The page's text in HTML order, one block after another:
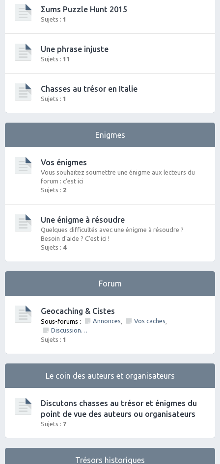
Σums Puzzle Hunt 2015
Sujets : 1
Une phrase injuste
Sujets : 11
Chasses au trésor en Italie
Sujets : 1
Enigmes
Vos énigmes
Vous souhaitez soumettre une énigme aux lecteurs du
forum : c'est ici
Sujets : 2
Une énigme à résoudre
Quelques difficultés avec une énigme à résoudre ?
Besoin d'aide ? C'est ici !
Sujets : 4
Forum
Geocaching & Cistes
Sous-forums : Annonces, Vos caches,
Discussions diverses
Sujets : 1
Le coin des auteurs et organisateurs
Discutons chasses au trésor et énigmes du
point de vue des auteurs ou organisateurs
Sujets : 7
Trésors historiques